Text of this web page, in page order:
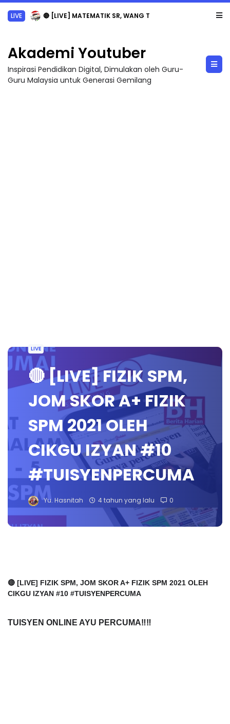
Akademi Youtuber
Inspirasi Pendidikan Digital, Dimulakan oleh Guru-
Guru Malaysia untuk Generasi Gemilang
LIVE
🔴 [LIVE] FIZIK SPM,
JOM SKOR A+ FIZIK
SPM 2021 OLEH
CIKGU IZYAN #10
#TUISYENPERCUMA
Yu. Hasnitah 4 tahun yang lalu 0
🔴 [LIVE] FIZIK SPM, JOM SKOR A+ FIZIK SPM 2021 OLEH
CIKGU IZYAN #10 #TUISYENPERCUMA
TUISYEN ONLINE AYU PERCUMA‼️‼️